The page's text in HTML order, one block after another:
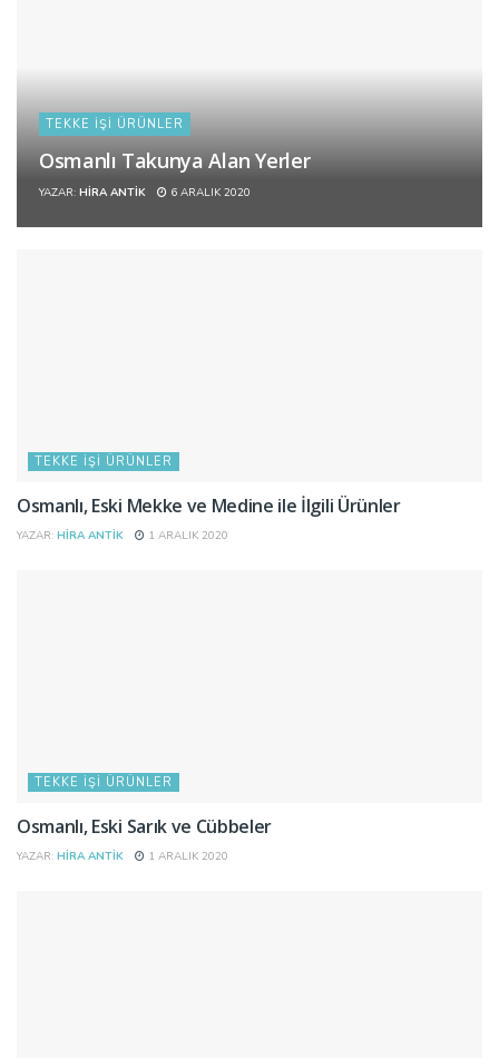
TEKKE İŞI ÜRÜNLER
Osmanlı Takunya Alan Yerler
YAZAR: HIRA ANTIK 6 ARALIK 2020
TEKKE İŞI ÜRÜNLER
Osmanlı, Eski Mekke ve Medine ile İlgili Ürünler
YAZAR: HIRA ANTIK 1 ARALIK 2020
TEKKE İŞI ÜRÜNLER
Osmanlı, Eski Sarık ve Cübbeler
YAZAR: HIRA ANTIK 1 ARALIK 2020